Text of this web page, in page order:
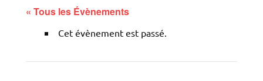
« Tous les Évènements
Cet évènement est passé.